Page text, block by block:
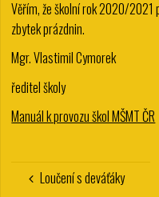
Věřím, že školní rok 2020/2021
zbytek prázdnin.
Mgr. Vlastimil Cymorek
ředitel školy
Manuál k provozu škol MŠMT ČR
Loučení s deváťáky